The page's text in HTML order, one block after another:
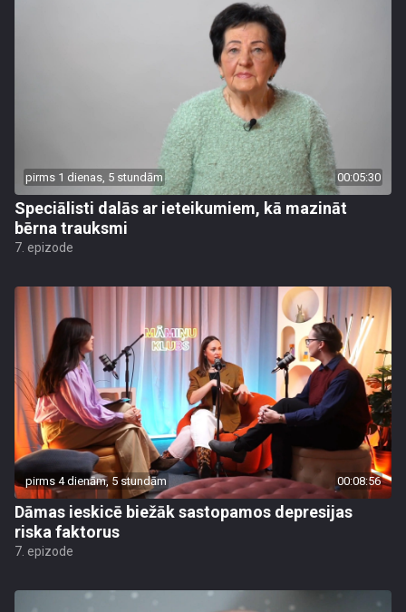
pirms 1 dienas, 5 stundām 00:05:30
Speciālisti dalās ar ieteikumiem, kā mazināt
bērna trauksmi
7. epizode
pirms 4 dienām, 5 stundām 00:08:56
Dāmas ieskicē biežāk sastopamos depresijas
riska faktorus
7. epizode